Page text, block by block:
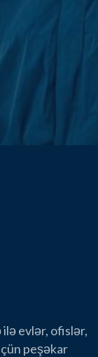
evlər, ofislər,
peşəkar